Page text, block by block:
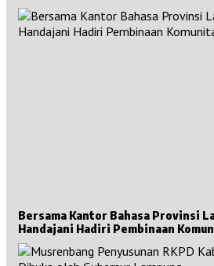
Sejarah Besar untuk Sumsel
Bersama Kantor Bahasa Provinsi
Handajani Hadiri Pembinaan